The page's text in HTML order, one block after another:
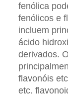
fenólica
fenólicos e
incluem
ácido
derivados.
flavonóis
etc.